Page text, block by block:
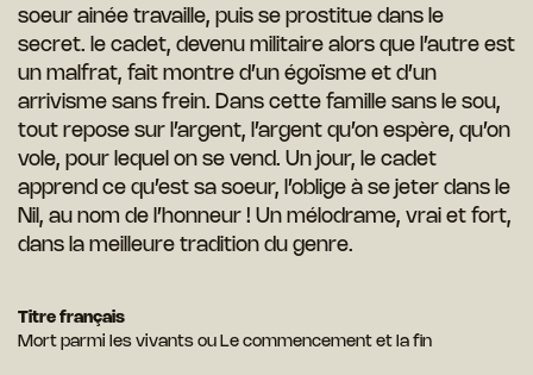
soeur ainée travaille, puis se prostitue dans le
secret. le cadet, devenu militaire alors que l’autre est
un malfrat, fait montre d’un égoïsme et d’un
arrivisme sans frein. Dans cette famille sans le sou,
tout repose sur l’argent, l’argent qu’on espère, qu’on
vole, pour lequel on se vend. Un jour, le cadet
apprend ce qu’est sa soeur, l’oblige à se jeter dans le
Nil, au nom de l’honneur ! Un mélodrame, vrai et fort,
dans la meilleure tradition du genre.
Titre français
Mort parmi les vivants ou Le commencement et la fin